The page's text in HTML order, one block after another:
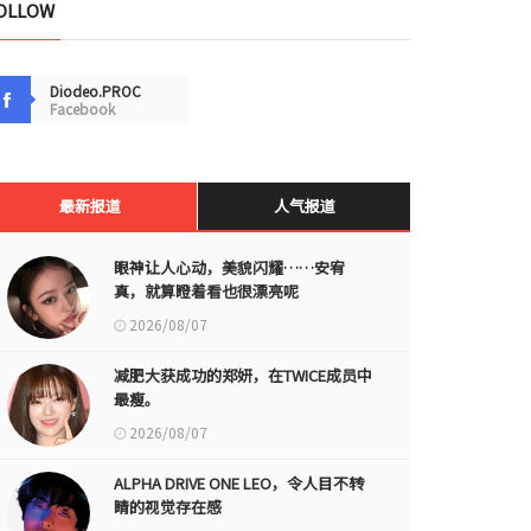
Diodeo.PROC
Facebook
最新报道 人气报道
眼神让人心动，美貌闪耀……安宥
真，就算瞪着看也很漂亮呢
2026/08/07
减肥大获成功的郑妍，在TWICE成员中
最瘦。
2026/08/07
ALPHA DRIVE ONE LEO，令人目不转
睛的视觉存在感